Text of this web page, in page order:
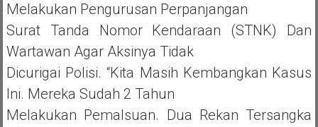
Melakukan Pengurusan Perpanjangan
Surat Tanda Nomor Kendaraan (STNK) Dan
Wartawan Agar Aksinya Tidak
Dicurigai Polisi. “Kita Masih Kembangkan Kasus
Ini. Mereka Sudah 2 Tahun
Melakukan Pemalsuan. Dua Rekan Tersangka